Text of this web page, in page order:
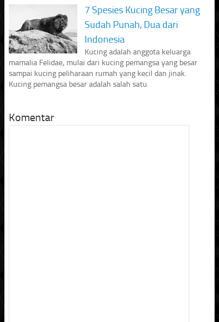
7 Spesies Kucing Besar yang
Sudah Punah, Dua dari
Indonesia
Kucing adalah anggota keluarga
mamalia Felidae, mulai dari kucing pemangsa yang besar
sampai kucing peliharaan rumah yang kecil dan jinak.
Kucing pemangsa besar adalah salah satu
Komentar